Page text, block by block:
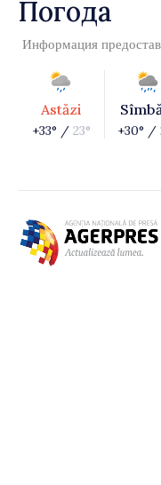
Погода
Информация
Astăzi
+33° / 23° +30° /